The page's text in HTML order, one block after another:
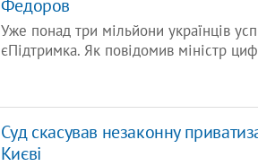
Федоров
Уже понад три мільйони українців
єПідтримка. Як повідомив міністр
Суд скасував незаконну
Києві